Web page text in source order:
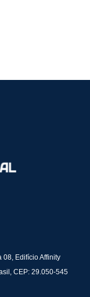
08, Edifício Affinity
CEP: 29.050-545